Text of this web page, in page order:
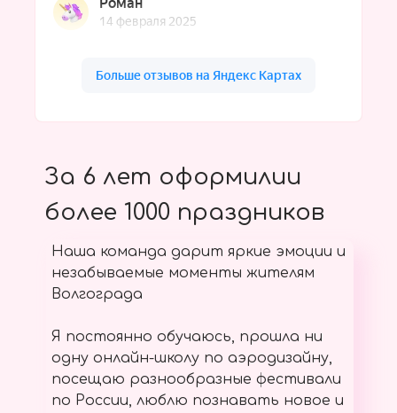
За 6 лет оформилии
более 1000 праздников
Наша команда дарит яркие эмоции и
незабываемые моменты жителям
Волгограда
Я постоянно обучаюсь, прошла ни
одну онлайн-школу по аэродизайну,
посещаю разнообразные фестивали
по России, люблю познавать новое и